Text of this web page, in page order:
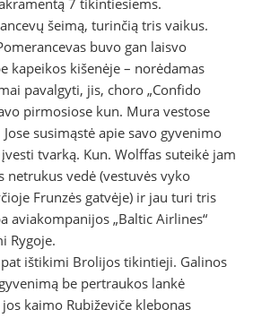
7 tikintiesiems.
šeimą, turinčią tris vaikus.
buvo gan laisvo
kapeikos kišenėje – norėdamas
pavalgyti, jis, choro „Confido
pirmosiose kun. Mura vestose
susimąstė apie savo gyvenimo
tvarką. Kun. Wolffas suteikė jam
netrukus vedė (vestuvės vyko
Frunzės gatvėje) ir jau turi tris
aviakompanijos „Baltic Airlines“
Rygoje.
ištikimi Brolijos tikintieji. Galinos
be pertraukos lankė
kaimo Rubiževiče klebonas